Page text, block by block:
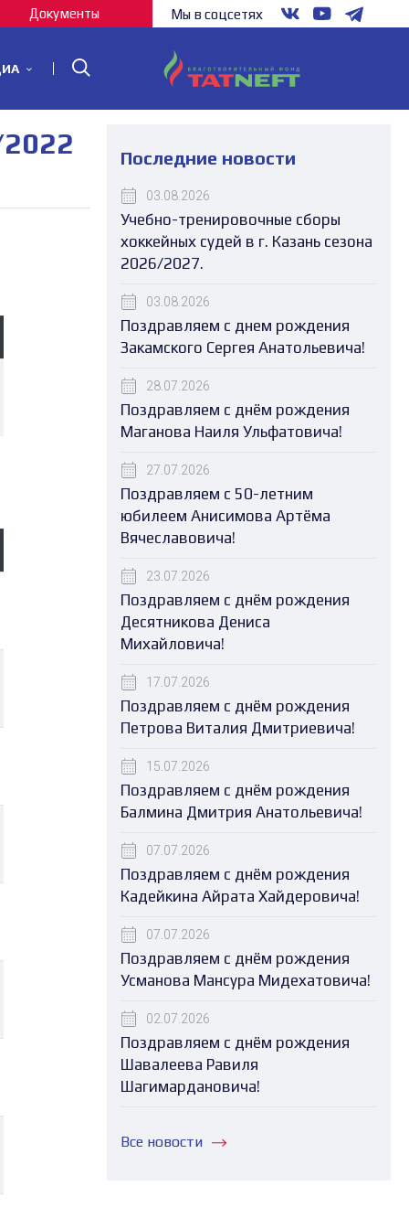
Документы Мы в соцсетях
Последние новости
03.08.2026
Учебно-тренировочные сборы
хоккейных судей в г. Казань сезона
2026/2027.
03.08.2026
Поздравляем с днем рождения
Закамского Сергея Анатольевича!
28.07.2026
Поздравляем с днём рождения
Маганова Наиля Ульфатовича!
27.07.2026
Поздравляем с 50-летним
юбилеем Анисимова Артёма
Вячеславовича!
23.07.2026
Поздравляем с днём рождения
Десятникова Дениса
Михайловича!
17.07.2026
Поздравляем с днём рождения
Петрова Виталия Дмитриевича!
15.07.2026
Поздравляем с днём рождения
Балмина Дмитрия Анатольевича!
07.07.2026
Поздравляем с днём рождения
Кадейкина Айрата Хайдеровича!
07.07.2026
Поздравляем с днём рождения
Усманова Мансура Мидехатовича!
02.07.2026
Поздравляем с днём рождения
Шавалеева Равиля
Шагимардановича!
Все новости